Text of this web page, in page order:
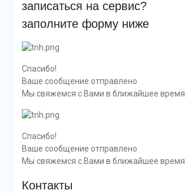
записаться на сервис?
заполните форму ниже
Спасибо!
Ваше сообщение отправлено
Мы свяжемся с Вами в ближайшее время
Спасибо!
Ваше сообщение отправлено
Мы свяжемся с Вами в ближайшее время
Контакты